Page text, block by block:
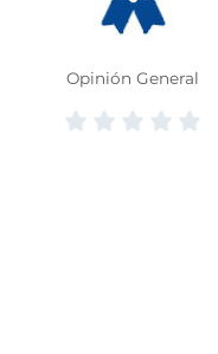
Opinión General